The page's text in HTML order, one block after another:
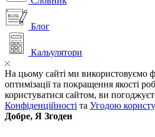
Блог
Кальулятори
На цьому сайті ми використовуємо
оптимізації та покращення якості
користуватися сайтом, ви
Конфіденційності та Угодою
Добре, Я Згоден